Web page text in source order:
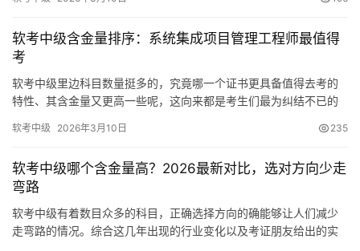
软考中级含金量排序：系统集成项目管理工程师最值得
考
软考中级里边科目数量挺多的，究竟哪一个证书更具备值得去考的
特性、其含金量又更高一些呢，这向来都是考生们最为纠结不已的
软考中级 2026年3月10日 235
软考中级哪个含金量高？2026最新对比，选对方向少走
弯路
软考中级有着数目众多的科目，正确选择方向的确能够让人们减少
走弯路的情况。综合这几年出现的行业变化以及考证朋友给出的实